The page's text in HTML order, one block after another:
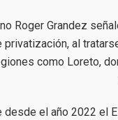
Roger Grandez
al
como Loreto,
desde el año 2022 el